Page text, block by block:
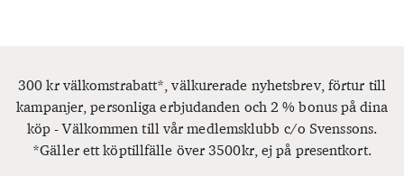
300 kr välkomstrabatt*, välkurerade nyhetsbrev, förtur till
kampanjer, personliga erbjudanden och 2 % bonus på dina
köp - Välkommen till vår medlemsklubb c/o Svenssons.
*Gäller ett köptillfälle över 3500kr, ej på presentkort.